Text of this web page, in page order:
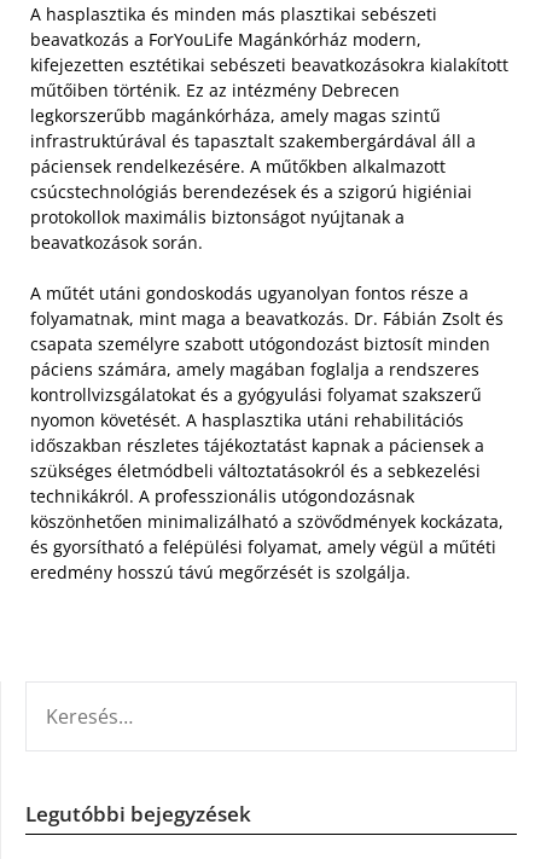
A hasplasztika és minden más plasztikai sebészeti
beavatkozás a ForYouLife Magánkórház modern,
kifejezetten esztétikai sebészeti beavatkozásokra kialakított
műtőiben történik. Ez az intézmény Debrecen
legkorszerűbb magánkórháza, amely magas szintű
infrastruktúrával és tapasztalt szakembergárdával áll a
páciensek rendelkezésére. A műtőkben alkalmazott
csúcstechnológiás berendezések és a szigorú higiéniai
protokollok maximális biztonságot nyújtanak a
beavatkozások során.
A műtét utáni gondoskodás ugyanolyan fontos része a
folyamatnak, mint maga a beavatkozás. Dr. Fábián Zsolt és
csapata személyre szabott utógondozást biztosít minden
páciens számára, amely magában foglalja a rendszeres
kontrollvizsgálatokat és a gyógyulási folyamat szakszerű
nyomon követését. A hasplasztika utáni rehabilitációs
időszakban részletes tájékoztatást kapnak a páciensek a
szükséges életmódbeli változtatásokról és a sebkezelési
technikákról. A professzionális utógondozásnak
köszönhetően minimalizálható a szövődmények kockázata,
és gyorsítható a felépülési folyamat, amely végül a műtéti
eredmény hosszú távú megőrzését is szolgálja.
Legutóbbi bejegyzések